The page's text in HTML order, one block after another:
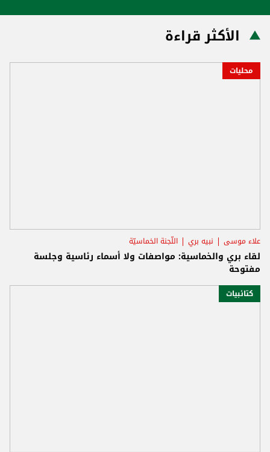
الأكثر قراءة
محليات
علاء موسى نبيه بري اللّجنة الخماسيّة
لقاء بري والخماسية: مواصفات ولا أسماء رئاسية وجلسة
مفتوحة
كتائبيات